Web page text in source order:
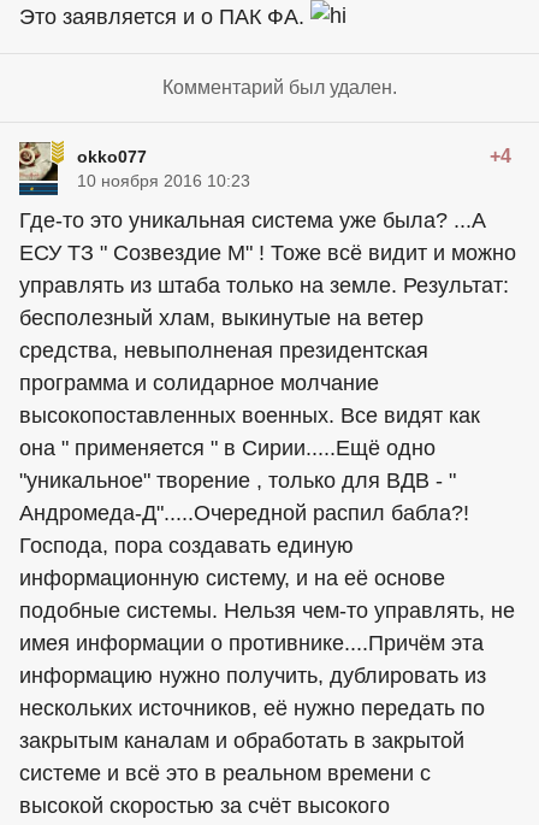
Это заявляется и о ПАК ФА.
Комментарий был удален.
okko077 +4
10 ноября 2016 10:23
Где-то это уникальная система уже была? ...А
ЕСУ ТЗ " Созвездие М" ! Тоже всё видит и можно
управлять из штаба только на земле. Результат:
бесполезный хлам, выкинутые на ветер
средства, невыполненая президентская
программа и солидарное молчание
высокопоставленных военных. Все видят как
она " применяется " в Сирии.....Ещё одно
"уникальное" творение , только для ВДВ - "
Андромеда-Д".....Очередной распил бабла?!
Господа, пора создавать единую
информационную систему, и на её основе
подобные системы. Нельзя чем-то управлять, не
имея информации о противнике....Причём эта
информацию нужно получить, дублировать из
нескольких источников, её нужно передать по
закрытым каналам и обработать в закрытой
системе и всё это в реальном времени с
высокой скоростью за счёт высокого